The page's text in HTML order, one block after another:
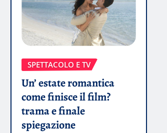
SPETTACOLO E TV
Un’ estate romantica
come finisce il film?
trama e finale
spiegazione